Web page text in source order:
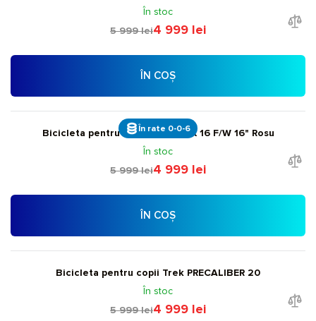
În stoc
5 999 lei4 999 lei
ÎN COȘ
În rate 0-0-6
Bicicleta pentru copii Giant ARX 16 F/W 16" Rosu
În stoc
5 999 lei4 999 lei
ÎN COȘ
Bicicleta pentru copii Trek PRECALIBER 20
În stoc
5 999 lei4 999 lei